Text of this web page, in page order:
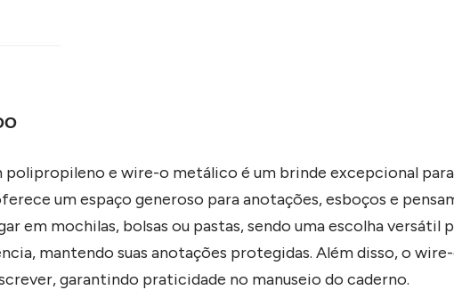
polipropileno e wire-o metálico é um brinde excepcional
um espaço generoso para anotações, esboços e
em mochilas, bolsas ou pastas, sendo uma escolha versátil
mantendo suas anotações protegidas. Além disso, o
garantindo praticidade no manuseio do caderno.